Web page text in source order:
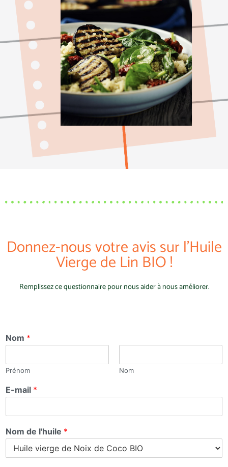
Donnez-nous votre avis sur l'Huile
Vierge de Lin BIO !
Remplissez ce questionnaire pour nous aider à nous améliorer.
Nom *
Prénom Nom
E-mail *
Nom de l'huile *